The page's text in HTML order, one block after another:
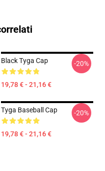
Black Tyga Cap
19,78 € - 21,16 €
-20%
Tyga Baseball Cap
19,78 € - 21,16 €
-20%